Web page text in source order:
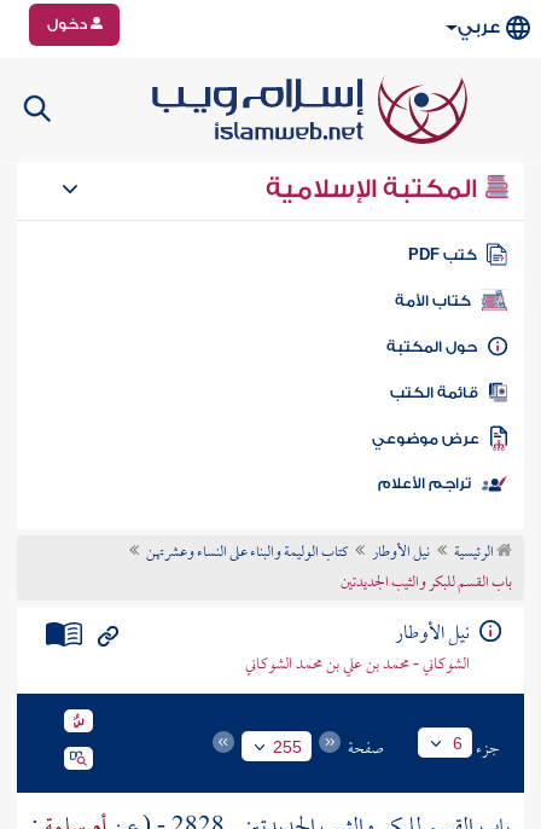
عربي دخول
المكتبة الإسلامية
كتب PDF
كتاب الأمة
المكتبة
الكتب
موضوعي
تراجم الأعلام
الرئيسية نيل الأوطار
كتاب الوليمة والبناء على النساء وعشرتهن
باب القسم للبكر والثيب الجديدتين
نيل الأوطار
الشوكاني - محمد بن علي بن محمد الشوكاني
جزء 6 صفحة 255